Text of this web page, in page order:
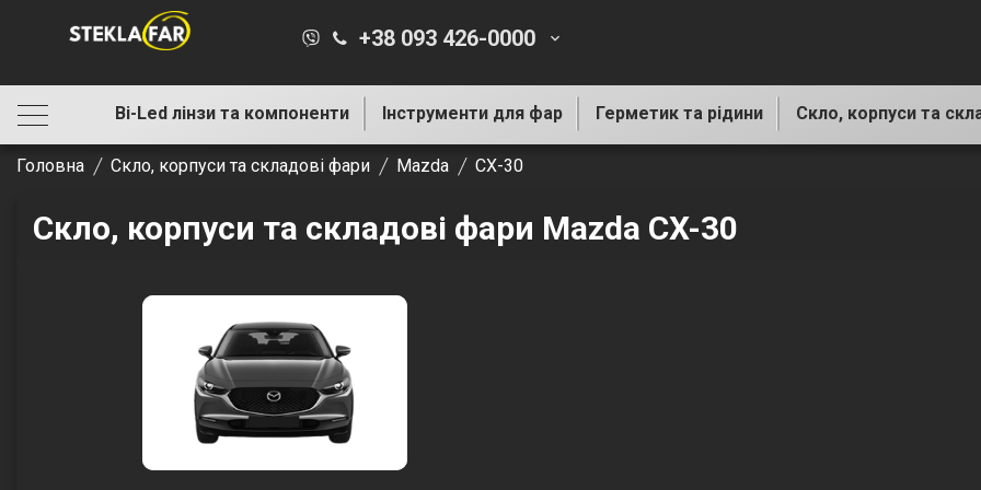
+38 093 426-0000 keyboard_arrow_down
Bi-Led лінзи та компоненти Інструменти для фар Герметик та рідини Скло, корпуси та
Головна Скло, корпуси та складові фари Mazda CX-30
Скло, корпуси та складові фари Mazda CX-30